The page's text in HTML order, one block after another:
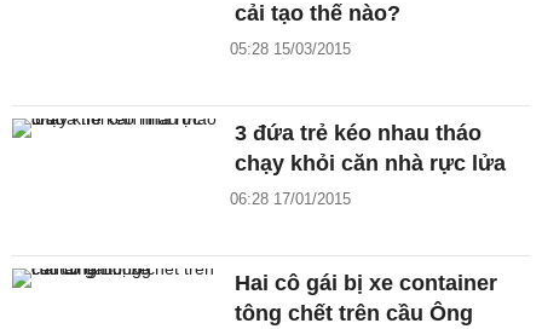
cải tạo thế nào?
05:28 15/03/2015
3 đứa trẻ kéo nhau tháo
chạy khỏi căn nhà rực lửa
06:28 17/01/2015
Hai cô gái bị xe container
tông chết trên cầu Ông